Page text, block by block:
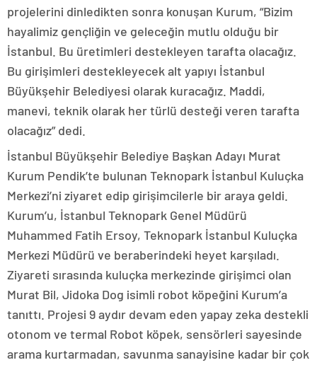
projelerini dinledikten sonra konuşan Kurum, “Bizim
hayalimiz gençliğin ve geleceğin mutlu olduğu bir
İstanbul. Bu üretimleri destekleyen tarafta olacağız.
Bu girişimleri destekleyecek alt yapıyı İstanbul
Büyükşehir Belediyesi olarak kuracağız. Maddi,
manevi, teknik olarak her türlü desteği veren tarafta
olacağız” dedi.
İstanbul Büyükşehir Belediye Başkan Adayı Murat
Kurum Pendik’te bulunan Teknopark İstanbul Kuluçka
Merkezi’ni ziyaret edip girişimcilerle bir araya geldi.
Kurum’u, İstanbul Teknopark Genel Müdürü
Muhammed Fatih Ersoy, Teknopark İstanbul Kuluçka
Merkezi Müdürü ve beraberindeki heyet karşıladı.
Ziyareti sırasında kuluçka merkezinde girişimci olan
Murat Bil, Jidoka Dog isimli robot köpeğini Kurum’a
tanıttı. Projesi 9 aydır devam eden yapay zeka destekli
otonom ve termal Robot köpek, sensörleri sayesinde
arama kurtarmadan, savunma sanayisine kadar bir çok